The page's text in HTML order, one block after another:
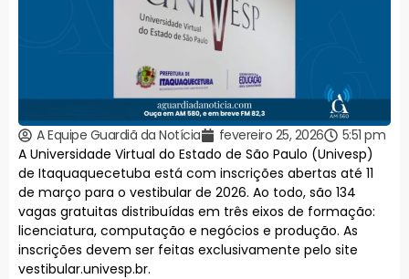
A Equipe Guardiã da Notícia fevereiro 25, 2026
5:51 pm
A Universidade Virtual do Estado de São Paulo (Univesp)
de Itaquaquecetuba está com inscrições abertas até 11
de março para o vestibular de 2026. Ao todo, são 134
vagas gratuitas distribuídas em três eixos de formação:
licenciatura, computação e negócios e produção. As
inscrições devem ser feitas exclusivamente pelo site
vestibular.univesp.br.